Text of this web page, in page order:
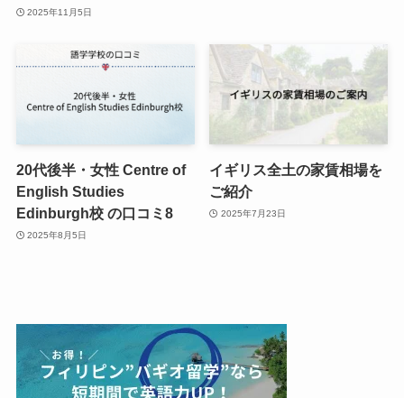
2025年11月5日
20代後半・女性 Centre of
English Studies
Edinburgh校 の口コミ8
2025年8月5日
イギリス全土の家賃相場を
ご紹介
2025年7月23日